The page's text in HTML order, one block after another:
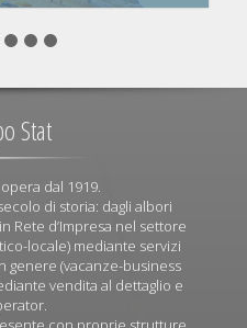
Stat
dal 1919.
di storia: dagli albori
Rete d’Impresa nel settore
locale) mediante servizi
genere (vacanze-business
vendita al dettaglio e